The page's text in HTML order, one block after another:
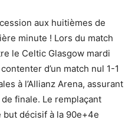
aux huitièmes de
minute ! Lors du match
le Celtic Glasgow mardi
d’un match nul 1-1
à l’Allianz Arena, assurant
finale. Le remplaçant
but décisif à la 90e+4e